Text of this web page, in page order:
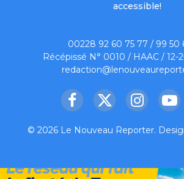
accessible!
00228 92 60 75 77 / 99 50
Récépissé N° 0010 / HAAC / 12-
Facebook
X
Instagram
© 2026 Le Nouveau Reporter.